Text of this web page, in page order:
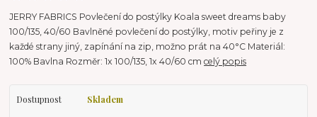
JERRY FABRICS Povlečení do postýlky Koala sweet dreams baby
100/135, 40/60 Bavlněné povlečení do postýlky, motiv peřiny je z
každé strany jiný, zapínání na zip, možno prát na 40°C Materiál:
100% Bavlna Rozměr: 1x 100/135, 1x 40/60 cmcelý popis
Dostupnost Skladem